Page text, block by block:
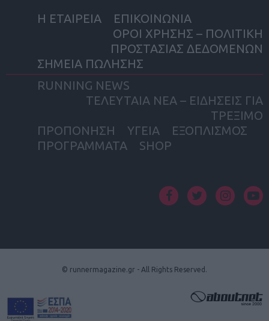
Η ΕΤΑΙΡΕΙΑ
ΕΠΙΚΟΙΝΩΝΙΑ
ΟΡΟΙ ΧΡΗΣΗΣ – ΠΟΛΙΤΙΚΗ
ΠΡΟΣΤΑΣΙΑΣ ΔΕΔΟΜΕΝΩΝ
ΣΗΜΕΙΑ ΠΩΛΗΣΗΣ
RUNNING NEWS
ΤΕΛΕΥΤΑΙΑ ΝΕΑ – ΕΙΔΗΣΕΙΣ ΓΙΑ
ΤΡΕΞΙΜΟ
ΠΡΟΠΟΝΗΣΗ
ΥΓΕΙΑ
ΕΞΟΠΛΙΣΜΟΣ
ΠΡΟΓΡΑΜΜΑΤΑ
SHOP
© runnermagazine.gr - All Rights Reserved.